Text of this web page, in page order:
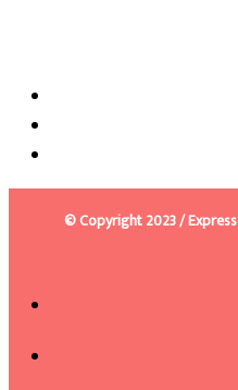
© Copyright 2023 / Express